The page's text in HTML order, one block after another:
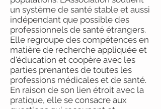
un système de santé stable et aussi
indépendant que possible des
professionnels de santé étrangers.
Elle regroupe des compétences en
matière de recherche appliquée et
d'éducation et coopère avec les
parties prenantes de toutes les
professions médicales et de santé.
En raison de son lien étroit avec la
pratique, elle se consacre aux